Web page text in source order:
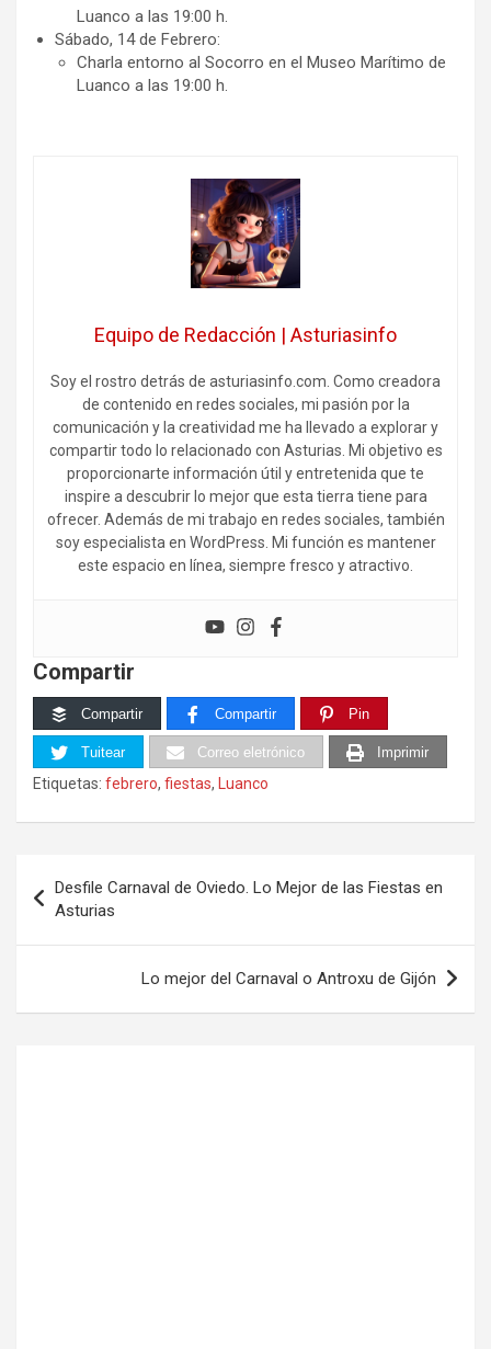
Luanco a las 19:00 h.
Sábado, 14 de Febrero:
Charla entorno al Socorro en el Museo Marítimo de
Luanco a las 19:00 h.
Equipo de Redacción | Asturiasinfo
Soy el rostro detrás de asturiasinfo.com. Como creadora
de contenido en redes sociales, mi pasión por la
comunicación y la creatividad me ha llevado a explorar y
compartir todo lo relacionado con Asturias. Mi objetivo es
proporcionarte información útil y entretenida que te
inspire a descubrir lo mejor que esta tierra tiene para
ofrecer. Además de mi trabajo en redes sociales, también
soy especialista en WordPress. Mi función es mantener
este espacio en línea, siempre fresco y atractivo.
Compartir
Compartir Compartir Pin
Tuitear Correo eletrónico Imprimir
Etiquetas: febrero, fiestas, Luanco
de
entradas
Desfile Carnaval de Oviedo. Lo Mejor de las Fiestas en
Asturias
Lo mejor del Carnaval o Antroxu de Gijón